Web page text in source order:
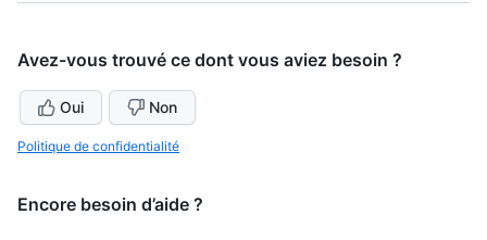
Avez-vous trouvé ce dont vous aviez besoin ?
Oui Non
Politique de confidentialité
Encore besoin d’aide ?